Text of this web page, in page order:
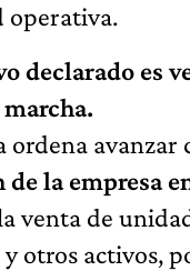
operativa.
declarado es
ordena avanzar
de la empresa
venta de
otros activos,